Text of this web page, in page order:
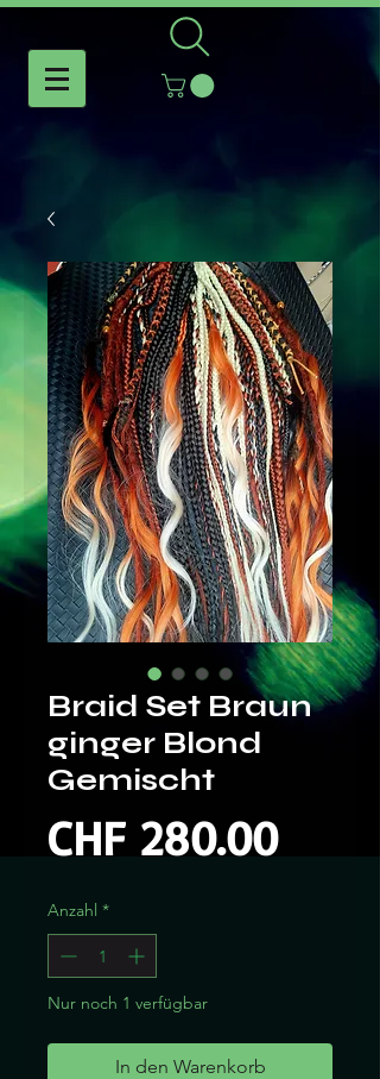
Braid Set Braun
ginger Blond
Gemischt
CHF 280.00Preis
Anzahl *
Nur noch 1 verfügbar
In den Warenkorb